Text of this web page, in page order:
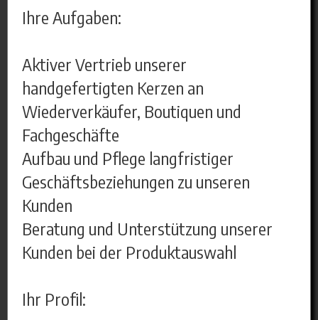
Ihre Aufgaben:
Aktiver Vertrieb unserer
handgefertigten Kerzen an
Wiederverkäufer, Boutiquen und
Fachgeschäfte
Aufbau und Pflege langfristiger
Geschäftsbeziehungen zu unseren
Kunden
Beratung und Unterstützung unserer
Kunden bei der Produktauswahl
Ihr Profil: